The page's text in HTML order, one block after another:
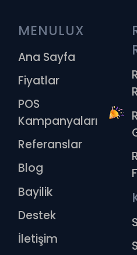
MENULUX
Ana Sayfa
Fiyatlar
POS
Kampanyaları
Referanslar
Blog
Bayilik
Destek
İletişim